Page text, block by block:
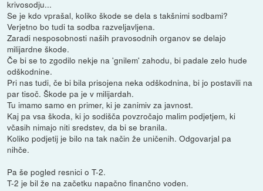
krivosodju...
Se je kdo vprašal, koliko škode se dela s takšnimi sodbami?
Verjetno bo tudi ta sodba razveljavljena.
Zaradi nesposobnosti naših pravosodnih organov se delajo
milijardne škode.
Če bi se to zgodilo nekje na 'gnilem' zahodu, bi padale zelo hude
odškodnine.
Pri nas tudi, če bi bila prisojena neka odškodnina, bi jo postavili na
par tisoč. Škode pa je v milijardah.
Tu imamo samo en primer, ki je zanimiv za javnost.
Kaj pa vsa škoda, ki jo sodišča povzročajo malim podjetjem, ki
včasih nimajo niti sredstev, da bi se branila.
Koliko podjetij je bilo na tak način že uničenih. Odgovarjal pa
nihče.
Pa še pogled resnici o T-2.
T-2 je bil že na začetku napačno finančno voden.